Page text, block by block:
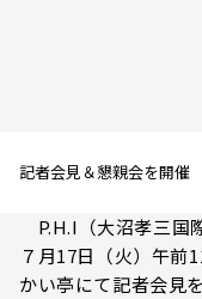
記者会見＆懇親会を開催
P.H.I（大沼孝三国
７月17日（火）午前
かい亭にて記者会見